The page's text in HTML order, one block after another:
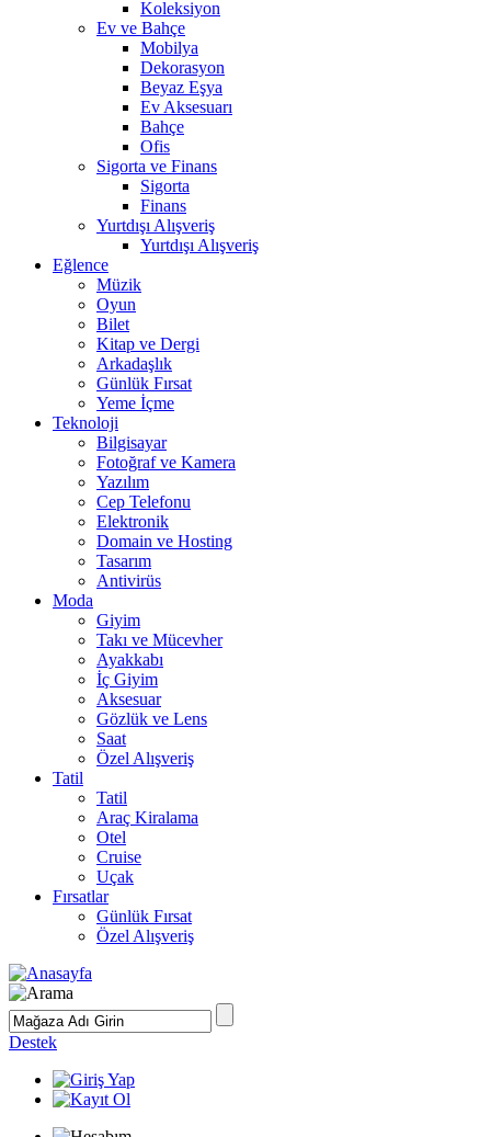
Koleksiyon
Ev ve Bahçe
Mobilya
Dekorasyon
Beyaz Eşya
Ev Aksesuarı
Bahçe
Ofis
Sigorta ve Finans
Sigorta
Finans
Yurtdışı Alışveriş
Yurtdışı Alışveriş
Eğlence
Müzik
Oyun
Bilet
Kitap ve Dergi
Arkadaşlık
Günlük Fırsat
Yeme İçme
Teknoloji
Bilgisayar
Fotoğraf ve Kamera
Yazılım
Cep Telefonu
Elektronik
Domain ve Hosting
Tasarım
Antivirüs
Moda
Giyim
Takı ve Mücevher
Ayakkabı
İç Giyim
Aksesuar
Gözlük ve Lens
Saat
Özel Alışveriş
Tatil
Tatil
Araç Kiralama
Otel
Cruise
Uçak
Fırsatlar
Günlük Fırsat
Özel Alışveriş
Destek